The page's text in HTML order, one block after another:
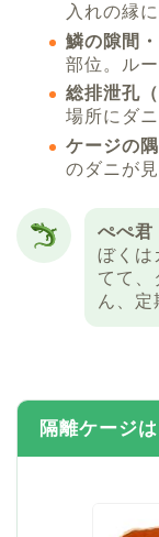
入れの縁
鱗の隙間
部位。ル
総排泄孔
場所にダ
ケージの
のダニが
ぺぺ君
ぼくは
てて、
ん、定
隔離ケージ